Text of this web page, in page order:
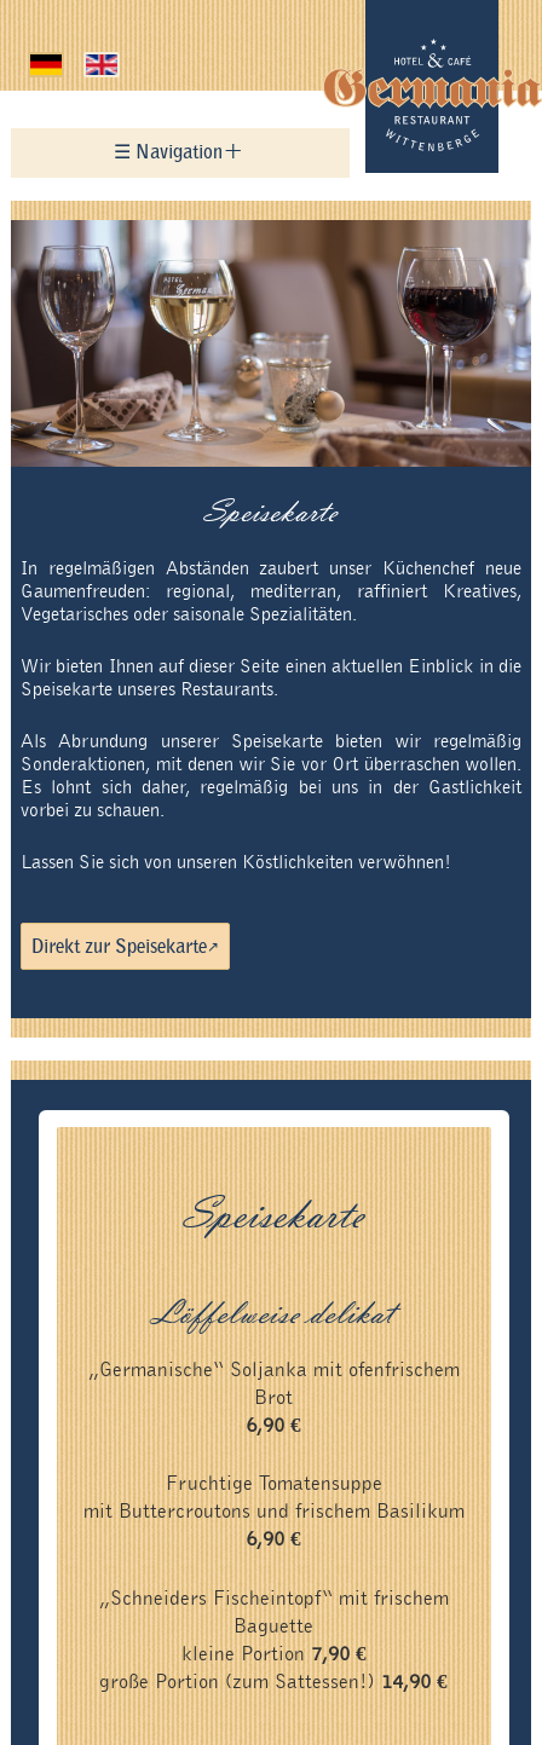
☰ Navigation
Home
Hotel
Restaurant
Speisekarte
Ferienwohnung
Aktuelles
Anfahrt & Kontakt
Impressum
Datenschutzerklärung
Speisekarte
In regelmäßigen Abständen zaubert unser Küchenchef neue
Gaumenfreuden: regional, mediterran, raffiniert Kreatives,
Vegetarisches oder saisonale Spezialitäten.
Wir bieten Ihnen auf dieser Seite einen aktuellen Einblick in die
Speisekarte unseres Restaurants.
Als Abrundung unserer Speisekarte bieten wir regelmäßig
Sonderaktionen, mit denen wir Sie vor Ort überraschen wollen.
Es lohnt sich daher, regelmäßig bei uns in der Gastlichkeit
vorbei zu schauen.
Lassen Sie sich von unseren Köstlichkeiten verwöhnen!
Direkt zur Speisekarte
Speisekarte
Löffelweise delikat
„Germanische“ Soljanka mit ofenfrischem
Brot
6,90 €
Fruchtige Tomatensuppe
mit Buttercroutons und frischem Basilikum
6,90 €
„Schneiders Fischeintopf“ mit frischem
Baguette
kleine Portion 7,90 €
große Portion (zum Sattessen!) 14,90 €